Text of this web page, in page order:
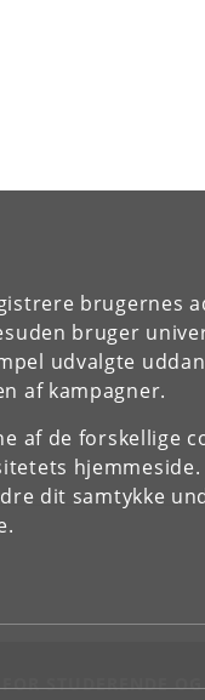
brugernes
bruger
udvalgte
af kampagner.
af de forskellige
dit samtykke
FOR STUDERENDE OG